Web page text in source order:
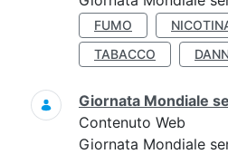
FUMO
TABACCO
Giornata Mondiale
Contenuto Web
Giornata Mondiale